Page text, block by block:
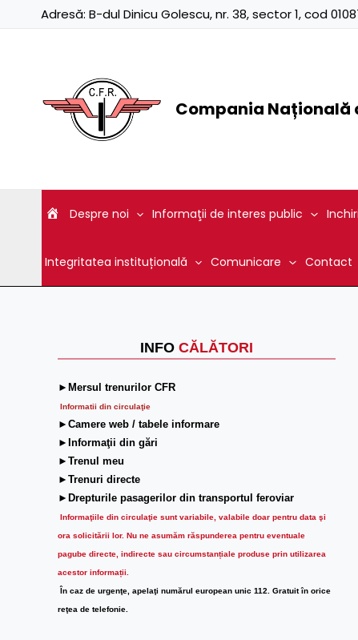
Adresă: B-dul Dinicu Golescu, nr. 38, sector 1, cod
Compania Națională
Despre noi Informaţii de interes public
Integritatea instituțională Comunicare Contact
INFO CĂLĂTORI
►Mersul trenurilor CFR
Informatii din circulaţie
►Camere web / tabele informare
►Informaţii din gări
►Trenul meu
►Trenuri directe
►Drepturile pasagerilor din transportul feroviar
Informaţiile din circulaţie sunt variabile, valabile doar pentru data şi
ora solicitării lor. Nu ne asumăm răspunderea pentru eventuale
pagube directe, indirecte sau circumstanțiale produse prin utilizarea
acestor informații.
În caz de urgenţe, apelaţi numărul european unic 112. Gratuit în orice
reţea de telefonie.